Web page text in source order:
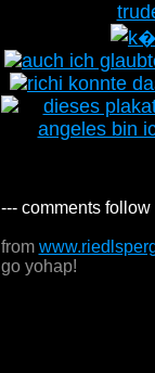
--- comments
from
go yohap!